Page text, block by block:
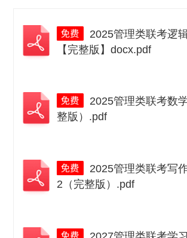
【完整版】docx.pdf
整版）.pdf
2（完整版）.pdf